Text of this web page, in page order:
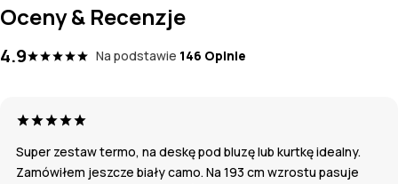
Oceny & Recenzje
4.9 Na podstawie 146 Opinie
Super zestaw termo, na deskę pod bluzę lub kurtkę idealny.
Zamówiłem jeszcze biały camo. Na 193 cm wzrostu pasuje